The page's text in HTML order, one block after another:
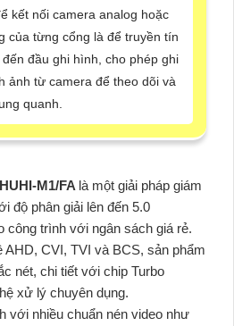
kết nối camera analog hoặc
của từng cổng là để truyền tín
đầu ghi hình, cho phép ghi
ảnh từ camera để theo dõi và
quanh.
M1/FA là một giải pháp giám
độ phân giải lên đến 5.0
công trình với ngân sách giá rẻ.
CVI, TVI và BCS, sản phẩm
nét, chi tiết với chip Turbo
xử lý chuyên dụng.
với nhiều chuẩn nén video như